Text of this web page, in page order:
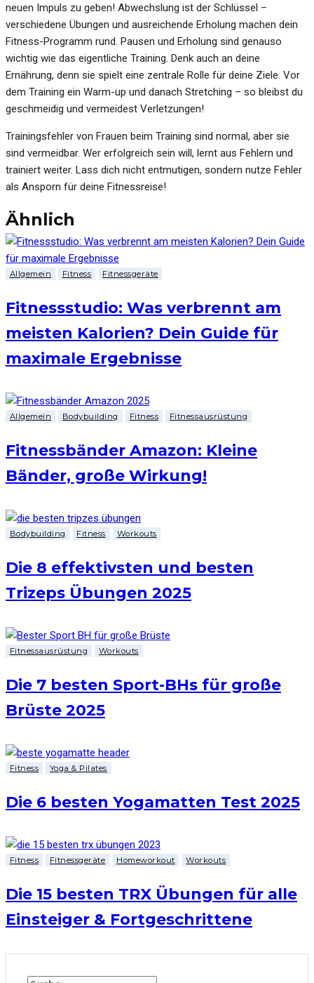
neuen Impuls zu geben! Abwechslung ist der Schlüssel –
verschiedene Übungen und ausreichende Erholung machen dein
Fitness-Programm rund. Pausen und Erholung sind genauso
wichtig wie das eigentliche Training. Denk auch an deine
Ernährung, denn sie spielt eine zentrale Rolle für deine Ziele. Vor
dem Training ein Warm-up und danach Stretching – so bleibst du
geschmeidig und vermeidest Verletzungen!
Trainingsfehler von Frauen beim Training sind normal, aber sie
sind vermeidbar. Wer erfolgreich sein will, lernt aus Fehlern und
trainiert weiter. Lass dich nicht entmutigen, sondern nutze Fehler
als Ansporn für deine Fitnessreise!
Ähnlich
Allgemein Fitness Fitnessgeräte
Fitnessstudio: Was verbrennt am
meisten Kalorien? Dein Guide für
maximale Ergebnisse
Allgemein Bodybuilding Fitness Fitnessausrüstung
Fitnessbänder Amazon: Kleine
Bänder, große Wirkung!
Bodybuilding Fitness Workouts
Die 8 effektivsten und besten
Trizeps Übungen 2025
Fitnessausrüstung Workouts
Die 7 besten Sport-BHs für große
Brüste 2025
Fitness Yoga & Pilates
Die 6 besten Yogamatten Test 2025
Fitness Fitnessgeräte Homeworkout Workouts
Die 15 besten TRX Übungen für alle
Einsteiger & Fortgeschrittene